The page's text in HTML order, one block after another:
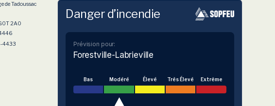
de Tadoussac
2A0
4433
Danger d’incendie
Prévision pour:
Forestville-Labrieville
Bas Modéré Élevé Très Élevé Extrême